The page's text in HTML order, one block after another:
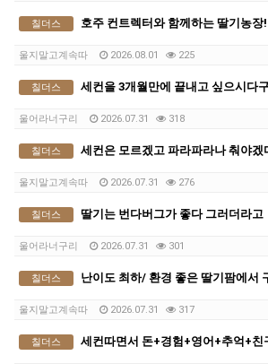
칠더스 호주 컨트렉터와 함께하는 딸기농장! 안전하
울지말고계속따 2026.08.01 225
칠더스 세컨을 3개월만에 끝내고 싶으시다구요? 여
울어라너구리 2026.07.31 318
칠더스 세컨은 모르겠고 파라파라나 춰야겠
울지말고계속따 2026.07.31 276
칠더스 딸기는 번다버그가 좋다 그러더라고
울어라너구리 2026.07.31 301
칠더스 난이도 최하/ 환경 좋은 딸기팜에서
울지말고계속따 2026.07.31 317
칠더스 세컨따면서 돈+경험+영어+추억+친구 모두